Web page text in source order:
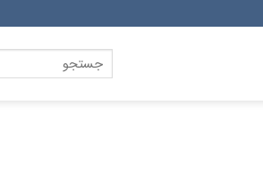
جستجو
برای: